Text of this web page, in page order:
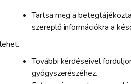
Tartsa meg a
szereplő információkra a
lehet.
További kérdéseivel
gyógyszerészéhez.